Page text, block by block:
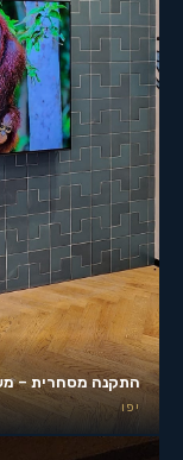
התקנה מסחרית –
יפו